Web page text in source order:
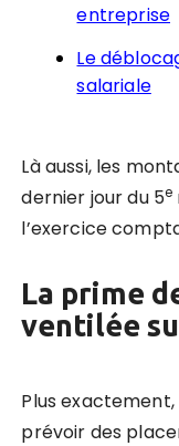
entreprise
Le
salariale
Là aussi, les
dernier jour du 5e
l’exercice
La prime
ventilée
Plus
prévoir des